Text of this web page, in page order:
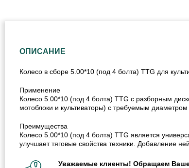
ОПИСАНИЕ
Колесо в сборе 5.00*10 (под 4 болта) TTG для
Применение
Колесо 5.00*10 (под 4 болта) TTG с разборным
мотоблоки и культиваторы) с требуемым
Преимущества
Колесо 5.00*10 (под 4 болта) TTG является
улучшает тяговые свойства техники. Добавление
Уважаемые клиенты! Обращаем Ваше